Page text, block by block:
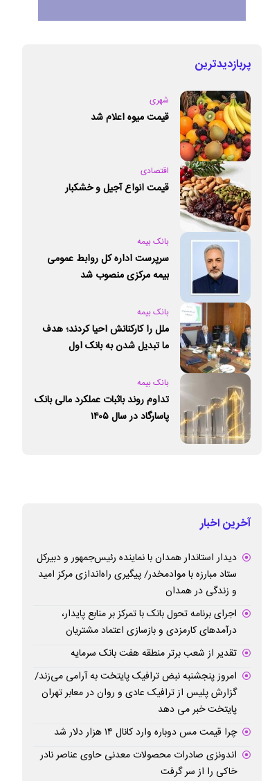
روابط عمومی
پربازدیدترین
شهری
قیمت میوه اعلام شد
اقتصادی
قیمت انواع آجیل و خشکبار
بانک بیمه
سرپرست اداره کل روابط عمومی
بیمه مرکزی منصوب شد
بانک بیمه
ملل را کارکنانش احیا کردند؛ هدف
ما تبدیل شدن به بانک اول
بانک بیمه
تداوم روند باثبات عملکرد مالی بانک
پاسارگاد در سال ۱۴۰۵
آخرین اخبار
دیدار استاندار همدان با نماینده رئیس‌جمهور و دبیرکل
ستاد مبارزه با موادمخدر/ پیگیری راه‌اندازی مرکز امید
و زندگی در همدان
اجرای برنامه تحول بانک با تمرکز بر منابع پایدار،
درآمدهای کارمزدی و بازسازی اعتماد مشتریان
تقدیر از شعب برتر منطقه هفت بانک سرمایه
امروز پنجشنبه نبض ترافیک پایتخت به آرامی می‌زند/
گزارش پلیس از ترافیک عادی و روان در معابر تهران
پایتخت خبر می دهد
چرا قیمت مس دوباره وارد کانال ۱۴ هزار دلار شد
اندونزی صادرات محصولات معدنی حاوی عناصر نادر
خاکی را از سر گرفت